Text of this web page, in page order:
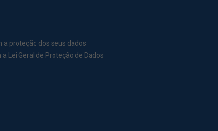
a proteção dos seus dados
Lei Geral de Proteção de Dados